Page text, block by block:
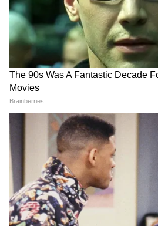
5
9
Image Credit : Getty
এবার নভেম্বরেই পড়বে
শীত পড়বে আর কয়েক
6
9